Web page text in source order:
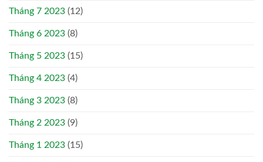
Tháng 7 2023 (12)
Tháng 6 2023 (8)
Tháng 5 2023 (15)
Tháng 4 2023 (4)
Tháng 3 2023 (8)
Tháng 2 2023 (9)
Tháng 1 2023 (15)